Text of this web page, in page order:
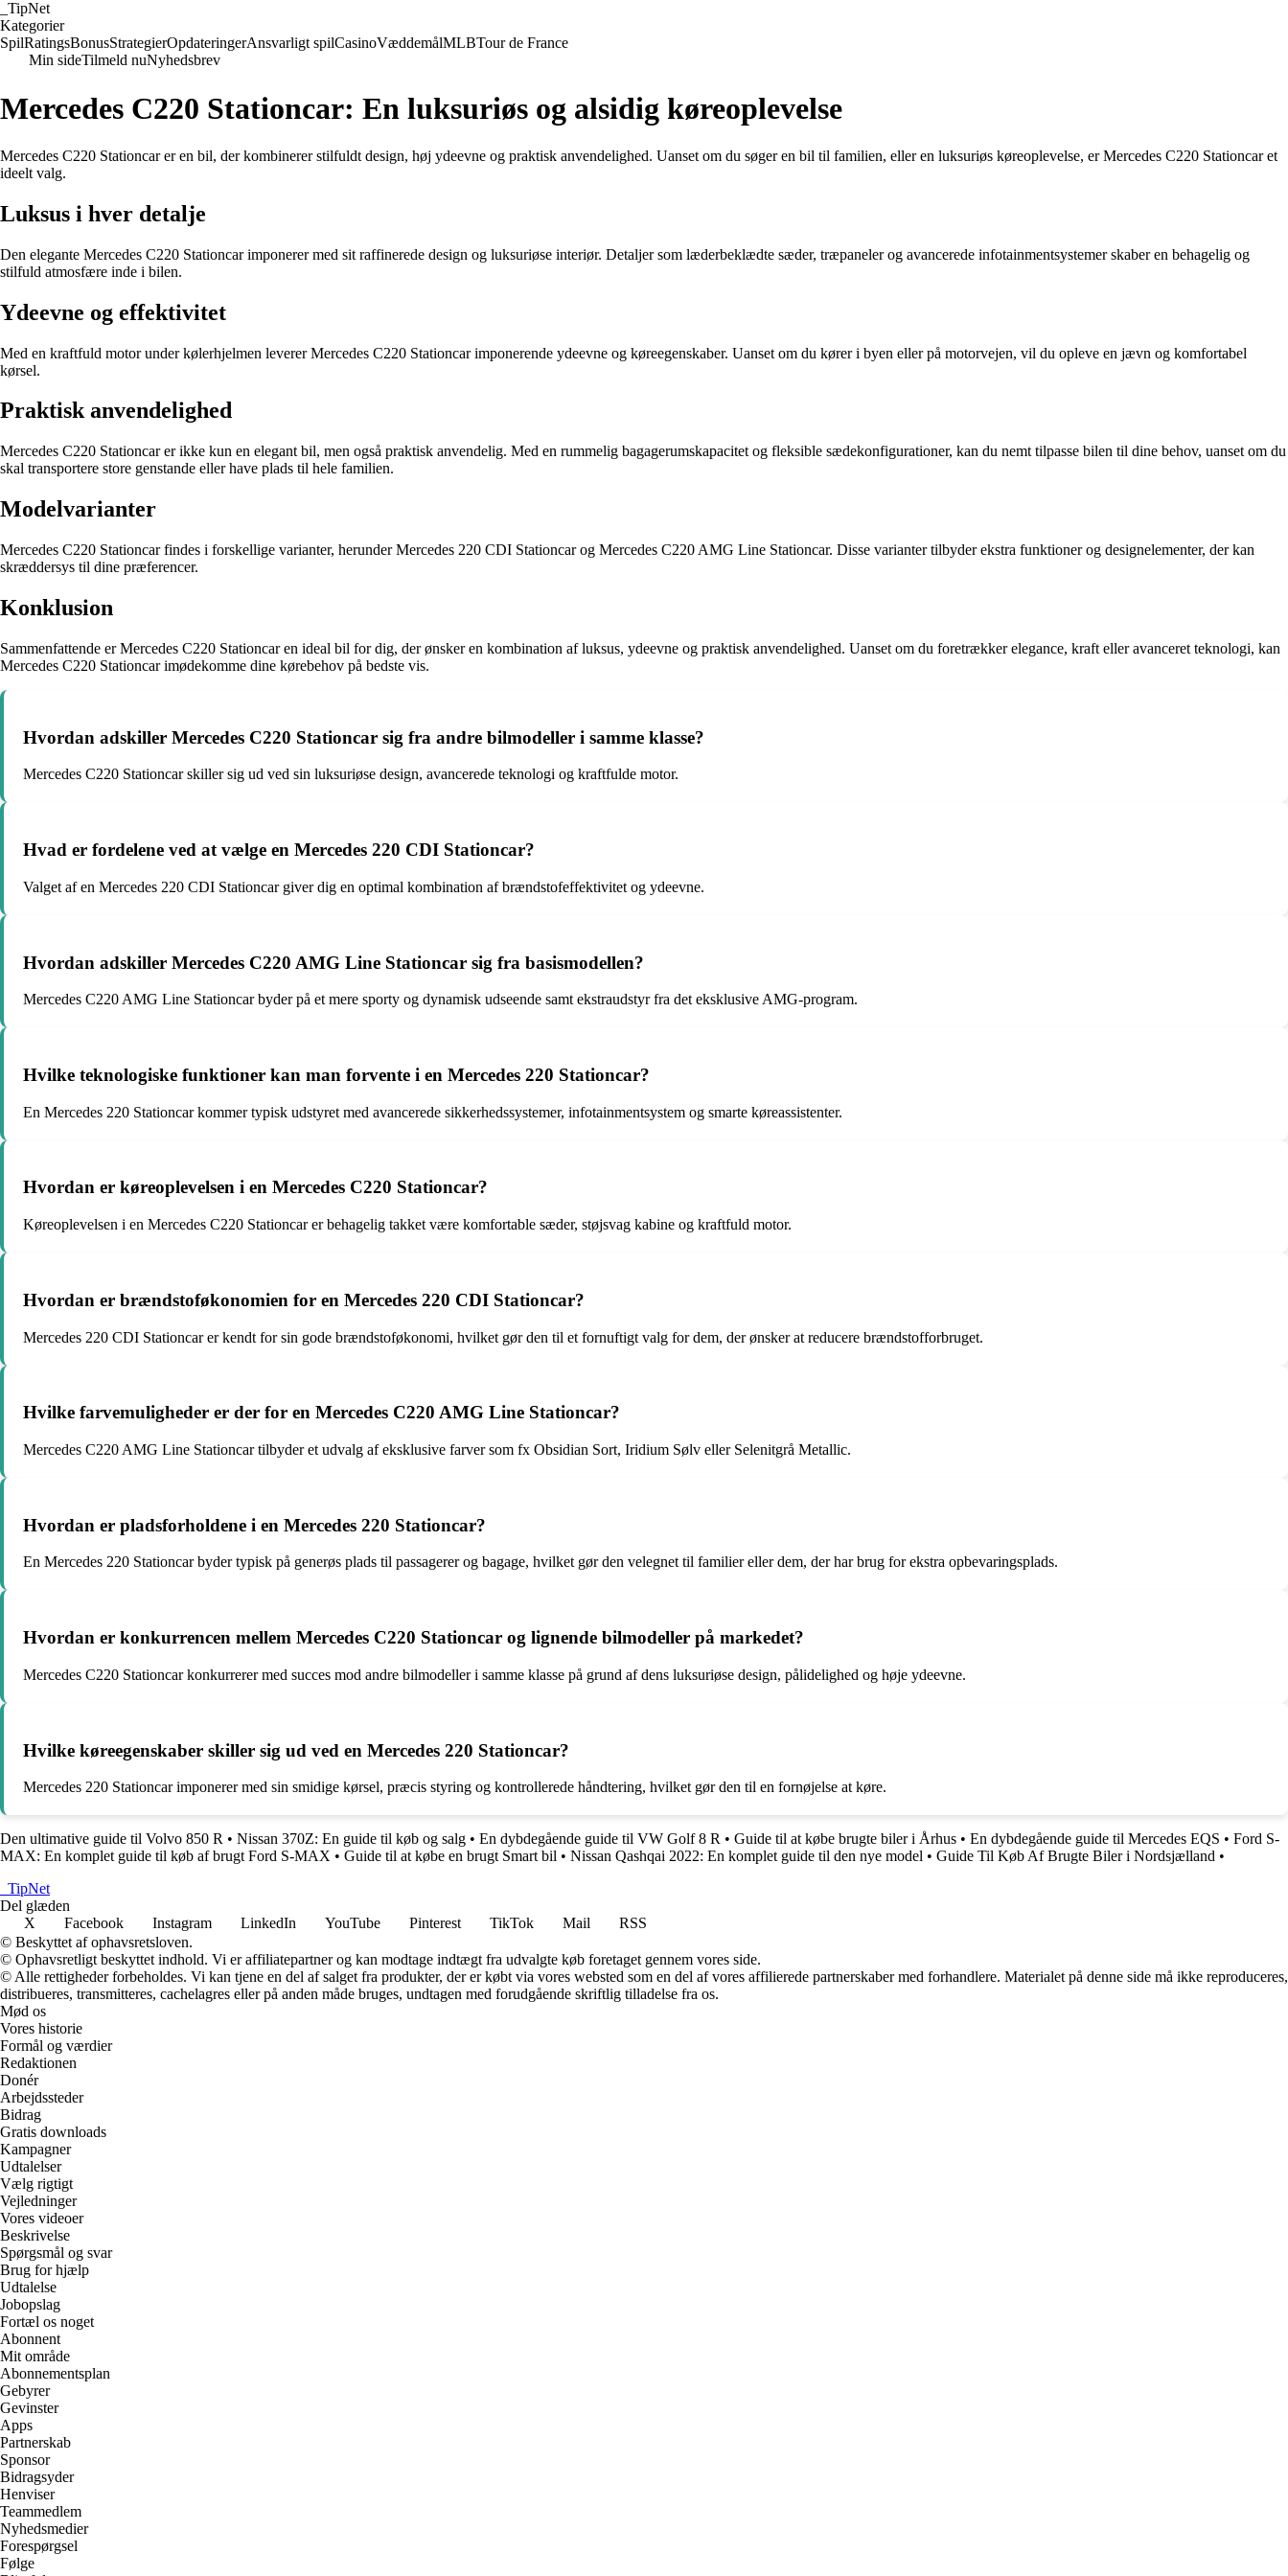
TipNet
Kategorier
SpilRatingsBonusStrategierOpdateringerAnsvarligt spilCasinoVæddemålMLBTour de France
Min sideTilmeld nuNyhedsbrev
Mercedes C220 Stationcar: En luksuriøs og alsidig køreoplevelse
Mercedes C220 Stationcar er en bil, der kombinerer stilfuldt design, høj ydeevne og praktisk anvendelighed. Uanset om du søger en bil til familien, eller en luksuriøs køreoplevelse, er Mercedes C220 Stationcar et
ideelt valg.
Luksus i hver detalje
Den elegante Mercedes C220 Stationcar imponerer med sit raffinerede design og luksuriøse interiør. Detaljer som læderbeklædte sæder, træpaneler og avancerede infotainmentsystemer skaber en behagelig og
stilfuld atmosfære inde i bilen.
Ydeevne og effektivitet
Med en kraftfuld motor under kølerhjelmen leverer Mercedes C220 Stationcar imponerende ydeevne og køreegenskaber. Uanset om du kører i byen eller på motorvejen, vil du opleve en jævn og komfortabel
kørsel.
Praktisk anvendelighed
Mercedes C220 Stationcar er ikke kun en elegant bil, men også praktisk anvendelig. Med en rummelig bagagerumskapacitet og fleksible sædekonfigurationer, kan du nemt tilpasse bilen til dine behov, uanset om du
skal transportere store genstande eller have plads til hele familien.
Modelvarianter
Mercedes C220 Stationcar findes i forskellige varianter, herunder Mercedes 220 CDI Stationcar og Mercedes C220 AMG Line Stationcar. Disse varianter tilbyder ekstra funktioner og designelementer, der kan
skræddersys til dine præferencer.
Konklusion
Sammenfattende er Mercedes C220 Stationcar en ideal bil for dig, der ønsker en kombination af luksus, ydeevne og praktisk anvendelighed. Uanset om du foretrækker elegance, kraft eller avanceret teknologi, kan
Mercedes C220 Stationcar imødekomme dine kørebehov på bedste vis.
Hvordan adskiller Mercedes C220 Stationcar sig fra andre bilmodeller i samme klasse?
Mercedes C220 Stationcar skiller sig ud ved sin luksuriøse design, avancerede teknologi og kraftfulde motor.
Hvad er fordelene ved at vælge en Mercedes 220 CDI Stationcar?
Valget af en Mercedes 220 CDI Stationcar giver dig en optimal kombination af brændstofeffektivitet og ydeevne.
Hvordan adskiller Mercedes C220 AMG Line Stationcar sig fra basismodellen?
Mercedes C220 AMG Line Stationcar byder på et mere sporty og dynamisk udseende samt ekstraudstyr fra det eksklusive AMG-program.
Hvilke teknologiske funktioner kan man forvente i en Mercedes 220 Stationcar?
En Mercedes 220 Stationcar kommer typisk udstyret med avancerede sikkerhedssystemer, infotainmentsystem og smarte køreassistenter.
Hvordan er køreoplevelsen i en Mercedes C220 Stationcar?
Køreoplevelsen i en Mercedes C220 Stationcar er behagelig takket være komfortable sæder, støjsvag kabine og kraftfuld motor.
Hvordan er brændstoføkonomien for en Mercedes 220 CDI Stationcar?
Mercedes 220 CDI Stationcar er kendt for sin gode brændstoføkonomi, hvilket gør den til et fornuftigt valg for dem, der ønsker at reducere brændstofforbruget.
Hvilke farvemuligheder er der for en Mercedes C220 AMG Line Stationcar?
Mercedes C220 AMG Line Stationcar tilbyder et udvalg af eksklusive farver som fx Obsidian Sort, Iridium Sølv eller Selenitgrå Metallic.
Hvordan er pladsforholdene i en Mercedes 220 Stationcar?
En Mercedes 220 Stationcar byder typisk på generøs plads til passagerer og bagage, hvilket gør den velegnet til familier eller dem, der har brug for ekstra opbevaringsplads.
Hvordan er konkurrencen mellem Mercedes C220 Stationcar og lignende bilmodeller på markedet?
Mercedes C220 Stationcar konkurrerer med succes mod andre bilmodeller i samme klasse på grund af dens luksuriøse design, pålidelighed og høje ydeevne.
Hvilke køreegenskaber skiller sig ud ved en Mercedes 220 Stationcar?
Mercedes 220 Stationcar imponerer med sin smidige kørsel, præcis styring og kontrollerede håndtering, hvilket gør den til en fornøjelse at køre.
Den ultimative guide til Volvo 850 R • Nissan 370Z: En guide til køb og salg • En dybdegående guide til VW Golf 8 R • Guide til at købe brugte biler i Århus • En dybdegående guide til Mercedes EQS • Ford S-
MAX: En komplet guide til køb af brugt Ford S-MAX • Guide til at købe en brugt Smart bil • Nissan Qashqai 2022: En komplet guide til den nye model • Guide Til Køb Af Brugte Biler i Nordsjælland •
TipNet
Del glæden
X
Facebook Instagram LinkedIn YouTube Pinterest TikTok Mail
RSS
© Beskyttet af ophavsretsloven.
© Ophavsretligt beskyttet indhold. Vi er affiliatepartner og kan modtage indtægt fra udvalgte køb foretaget gennem vores side.
© Alle rettigheder forbeholdes. Vi kan tjene en del af salget fra produkter, der er købt via vores websted som en del af vores affilierede partnerskaber med forhandlere. Materialet på denne side må ikke reproduceres,
distribueres, transmitteres, cachelagres eller på anden måde bruges, undtagen med forudgående skriftlig tilladelse fra os.
Mød os
Vores historie
Formål og værdier
Redaktionen
Donér
Arbejdssteder
Bidrag
Gratis downloads
Kampagner
Udtalelser
Vælg rigtigt
Vejledninger
Vores videoer
Beskrivelse
Spørgsmål og svar
Brug for hjælp
Udtalelse
Jobopslag
Fortæl os noget
Abonnent
Mit område
Abonnementsplan
Gebyrer
Gevinster
Apps
Partnerskab
Sponsor
Bidragsyder
Henviser
Teammedlem
Nyhedsmedier
Forespørgsel
Følge